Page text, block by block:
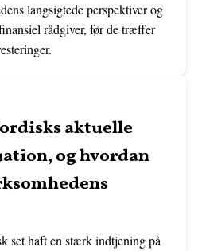
langsigtede perspektiver og
rådgiver, før de træffer
aktuelle
og hvordan
set haft en stærk indtjening på